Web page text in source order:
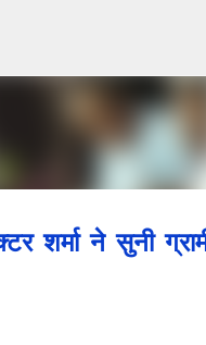
शर्मा ने सुनी